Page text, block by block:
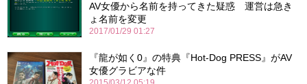
AV女優から名前を持ってきた疑惑 運営は急き
ょ名前を変更
2017/01/29 01:27
『龍が如く0』の特典『Hot-Dog PRESS』がAV
女優グラビアな件